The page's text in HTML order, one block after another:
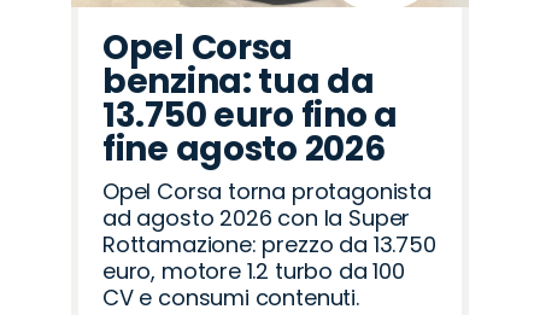
Opel Corsa
benzina: tua da
13.750 euro fino a
fine agosto 2026
Opel Corsa torna protagonista
ad agosto 2026 con la Super
Rottamazione: prezzo da 13.750
euro, motore 1.2 turbo da 100
CV e consumi contenuti.